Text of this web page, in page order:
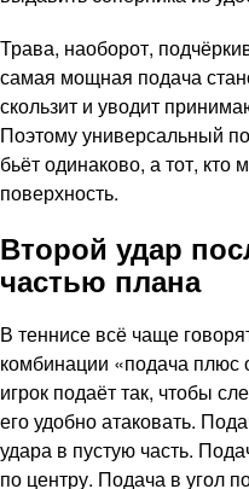
Трава, наоборот,
самая мощная подача
скользит и уводит
Поэтому универсальный
бьёт одинаково, а тот, кто
поверхность.
Второй удар
частью плана
В теннисе всё чаще
комбинации «подача
игрок подаёт так, чтобы
его удобно атаковать.
удара в пустую часть.
по центру. Подача в угол